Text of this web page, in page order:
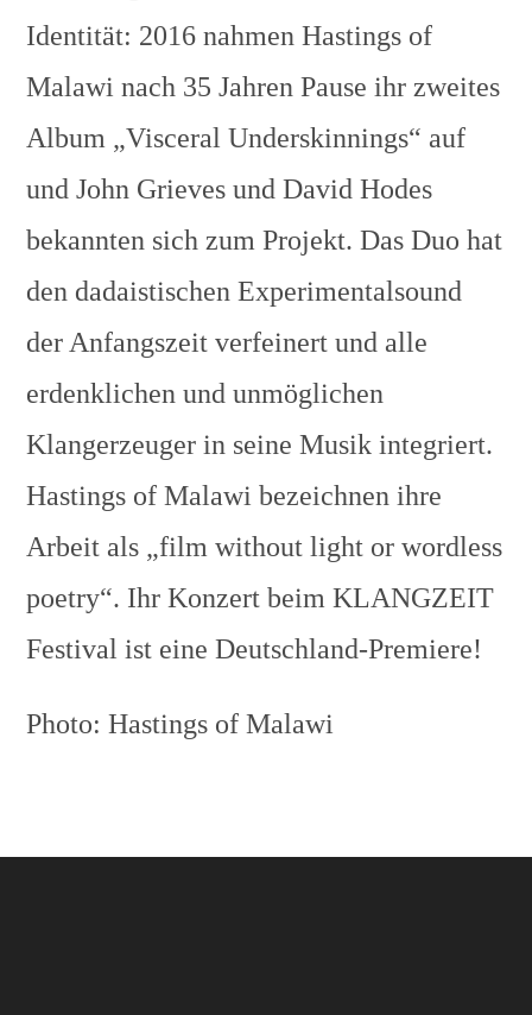
Identität: 2016 nahmen Hastings of
Malawi nach 35 Jahren Pause ihr zweites
Album „Visceral Underskinnings“ auf
und John Grieves und David Hodes
bekannten sich zum Projekt. Das Duo hat
den dadaistischen Experimentalsound
der Anfangszeit verfeinert und alle
erdenklichen und unmöglichen
Klangerzeuger in seine Musik integriert.
Hastings of Malawi bezeichnen ihre
Arbeit als „film without light or wordless
poetry“. Ihr Konzert beim KLANGZEIT
Festival ist eine Deutschland-Premiere!
Photo: Hastings of Malawi